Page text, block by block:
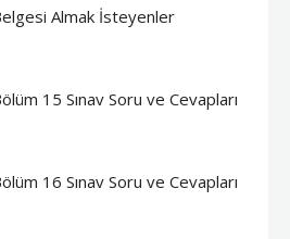
Almak İsteyenler
15 Sınav Soru ve Cevapları
16 Sınav Soru ve Cevapları